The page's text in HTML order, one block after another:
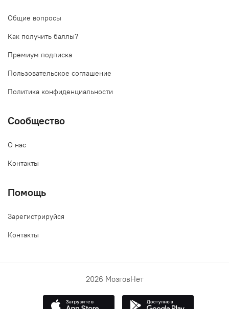
Общие вопросы
Как получить баллы?
Премиум подписка
Пользовательское соглашение
Политика конфиденциальности
Сообщество
О нас
Контакты
Помощь
Зарегистрируйся
Контакты
2026 МозговНет